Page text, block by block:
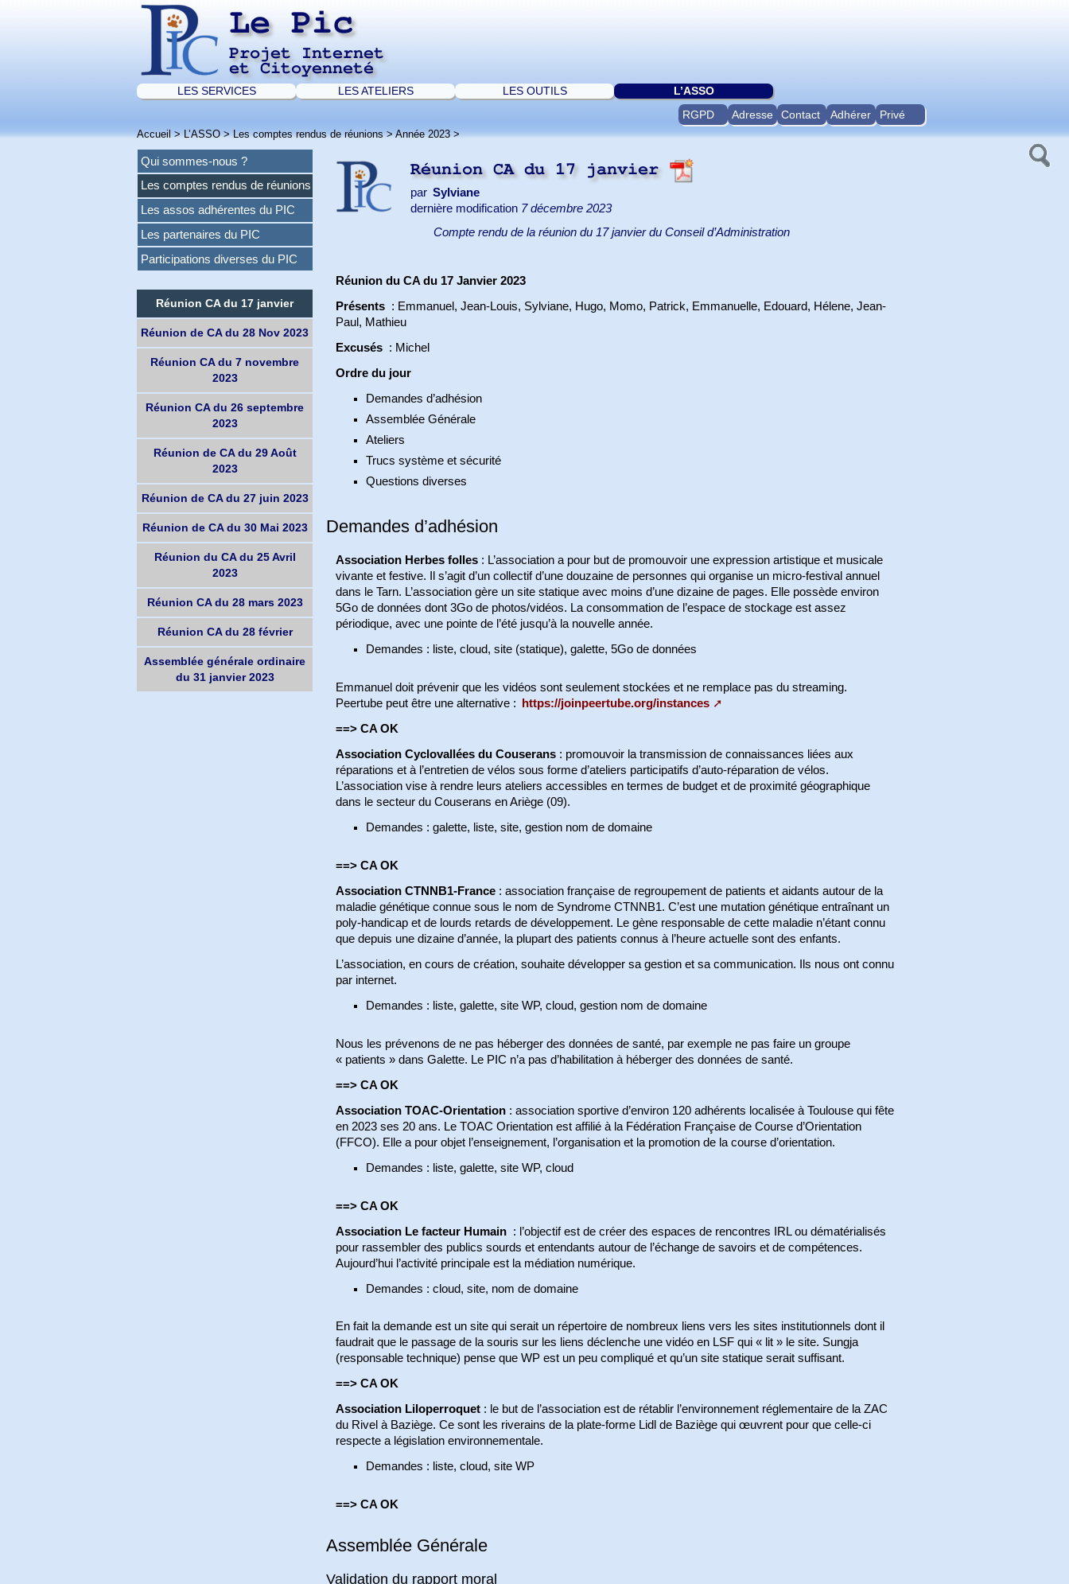
Le Pic
Projet Internet
et Citoyenneté
LES SERVICES LES ATELIERS LES OUTILS
L’ASSO
RGPD
Adresse Contact Adhérer Privé
Accueil>L’ASSO>Les comptes rendus de réunions>Année 2023>
Qui sommes-nous ?
Les comptes rendus de réunions
Les assos adhérentes du PIC
Les partenaires du PIC
Participations diverses du PIC
Réunion CA du 17 janvier
Réunion de CA du 28 Nov 2023
Réunion CA du 7 novembre
2023
Réunion CA du 26 septembre
2023
Réunion de CA du 29 Août
2023
Réunion de CA du 27 juin 2023
Réunion de CA du 30 Mai 2023
Réunion du CA du 25 Avril
2023
Réunion CA du 28 mars 2023
Réunion CA du 28 février
Assemblée générale ordinaire
du 31 janvier 2023
Réunion CA du 17 janvier
par Sylviane
dernière modification 7 décembre 2023
Compte rendu de la réunion du 17 janvier du Conseil d’Administration
Réunion du CA du 17 Janvier 2023
Présents : Emmanuel, Jean-Louis, Sylviane, Hugo, Momo, Patrick, Emmanuelle, Edouard, Hélene, Jean-
Paul, Mathieu
Excusés : Michel
Ordre du jour
Demandes d’adhésion
Assemblée Générale
Ateliers
Trucs système et sécurité
Questions diverses
Demandes d’adhésion
Association Herbes folles: L’association a pour but de promouvoir une expression artistique et musicale
vivante et festive. Il s’agit d’un collectif d’une douzaine de personnes qui organise un micro-festival annuel
dans le Tarn. L’association gère un site statique avec moins d’une dizaine de pages. Elle possède environ
5Go de données dont 3Go de photos/vidéos. La consommation de l’espace de stockage est assez
périodique, avec une pointe de l’été jusqu’à la nouvelle année.
Demandes : liste, cloud, site (statique), galette, 5Go de données
Emmanuel doit prévenir que les vidéos sont seulement stockées et ne remplace pas du streaming.
Peertube peut être une alternative :
https://joinpeertube.org/instances
==> CA OK
Association Cyclovallées du Couserans: promouvoir la transmission de connaissances liées aux
réparations et à l’entretien de vélos sous forme d’ateliers participatifs d’auto-réparation de vélos.
L’association vise à rendre leurs ateliers accessibles en termes de budget et de proximité géographique
dans le secteur du Couserans en Ariège (09).
Demandes : galette, liste, site, gestion nom de domaine
==> CA OK
Association CTNNB1-France: association française de regroupement de patients et aidants autour de la
maladie génétique connue sous le nom de Syndrome CTNNB1. C’est une mutation génétique entraînant un
poly-handicap et de lourds retards de développement. Le gène responsable de cette maladie n’étant connu
que depuis une dizaine d’année, la plupart des patients connus à l’heure actuelle sont des enfants.
L’association, en cours de création, souhaite développer sa gestion et sa communication. Ils nous ont connu
par internet.
Demandes : liste, galette, site WP, cloud, gestion nom de domaine
Nous les prévenons de ne pas héberger des données de santé, par exemple ne pas faire un groupe
« patients » dans Galette. Le PIC n’a pas d’habilitation à héberger des données de santé.
==> CA OK
Association TOAC-Orientation: association sportive d’environ 120 adhérents localisée à Toulouse qui fête
en 2023 ses 20 ans. Le TOAC Orientation est affilié à la Fédération Française de Course d’Orientation
(FFCO). Elle a pour objet l’enseignement, l’organisation et la promotion de la course d’orientation.
Demandes : liste, galette, site WP, cloud
==> CA OK
Association Le facteur Humain : l’objectif est de créer des espaces de rencontres IRL ou dématérialisés
pour rassembler des publics sourds et entendants autour de l’échange de savoirs et de compétences.
Aujourd’hui l’activité principale est la médiation numérique.
Demandes : cloud, site, nom de domaine
En fait la demande est un site qui serait un répertoire de nombreux liens vers les sites institutionnels dont il
faudrait que le passage de la souris sur les liens déclenche une vidéo en LSF qui « lit » le site. Sungja
(responsable technique) pense que WP est un peu compliqué et qu’un site statique serait suffisant.
==> CA OK
Association Liloperroquet: le but de l’association est de rétablir l’environnement réglementaire de la ZAC
du Rivel à Baziège. Ce sont les riverains de la plate-forme Lidl de Baziège qui œuvrent pour que celle-ci
respecte a législation environnementale.
Demandes : liste, cloud, site WP
==> CA OK
Assemblée Générale
Validation du rapport moral